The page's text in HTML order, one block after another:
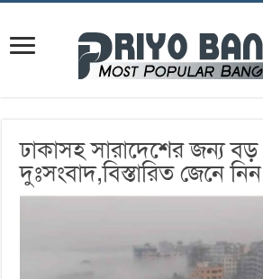
ঢাকাসহ সারাদেশের জন্য বড়
দুঃসংবাদ,বিস্তারিত জেনে নিন